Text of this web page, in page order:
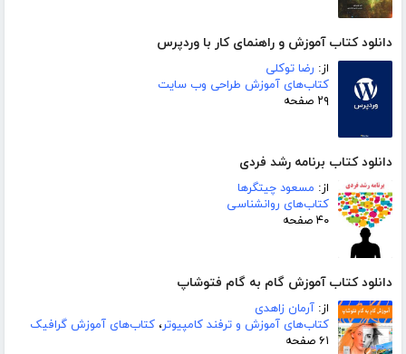
دانلود کتاب آموزش و راهنمای کار با وردپرس
از: رضا توکلی
کتاب‌های آموزش طراحی وب سایت
۲۹ صفحه
دانلود کتاب برنامه رشد فردی
از: مسعود چیتگرها
کتاب‌های روانشناسی
۴۰ صفحه
دانلود کتاب آموزش گام به گام فتوشاپ
از: آرمان زاهدی
کتاب‌های آموزش و ترفند کامپیوتر، کتاب‌های آموزش گرافیک
۶۱ صفحه